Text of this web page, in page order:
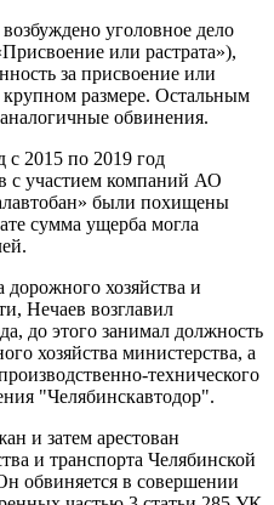
уголовное дело
или растрата»),
за присвоение или
крупном размере. Остальным
обвинения.
с 2015 по 2019 год
с участием компаний АО
были похищены
сумма ущерба могла
хозяйства и
Нечаев возглавил
до этого занимал должность
хозяйства министерства, а
технического
"Челябинскавтодор".
и затем арестован
и транспорта Челябинской
обвиняется в совершении